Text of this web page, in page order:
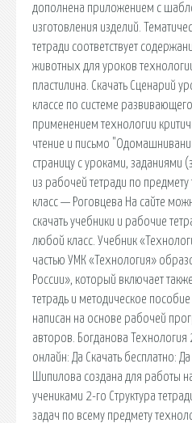
дополнена приложением с
изготовления изделий.
тетради соответствует
животных для уроков
пластилина. Скачать Сценарий
классе по системе
применением технологии
чтение и письмо
страницу с уроками, заданиями
из рабочей тетради по
класс — Роговцева На сайте
скачать учебники и рабочие
любой класс. Учебник
частью УМК «Технология»
России», который включает
тетрадь и методическое
написан на основе рабочей
авторов. Богданова Технология
онлайн: Да Скачать бесплатно:
Шипилова создана для работы
учениками 2-го Структура
задач по всему предмету